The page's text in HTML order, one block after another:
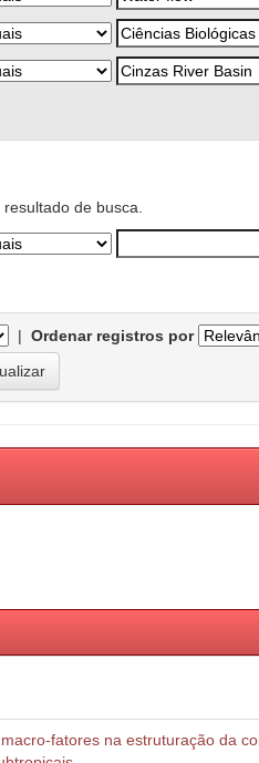
de busca.
| Ordenar registros por
fatores na estruturação da